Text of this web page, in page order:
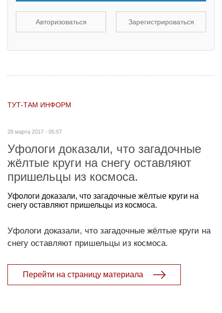
Авторизоваться Зарегистрироваться
ТУТ-ТАМ ИНФОРМ
28 марта 2017 - 05:57
Уфологи доказали, что загадочные
жёлтые круги на снегу оставляют
пришельцы из космоса.
Уфологи доказали, что загадочные жёлтые круги на
снегу оставляют пришельцы из космоса.
Уфологи доказали, что загадочные жёлтые круги на
снегу оставляют пришельцы из космоса.
Перейти на страницу материала